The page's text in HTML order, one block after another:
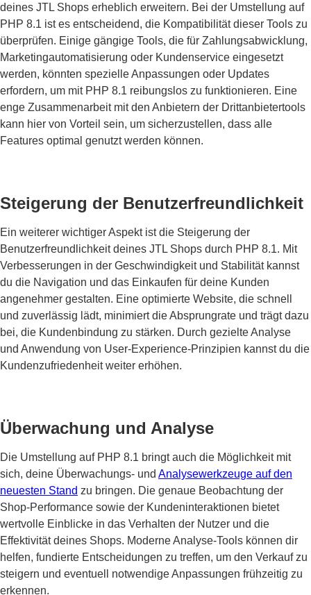
deines JTL Shops erheblich erweitern. Bei der Umstellung auf
PHP 8.1 ist es entscheidend, die Kompatibilität dieser Tools zu
überprüfen. Einige gängige Tools, die für Zahlungsabwicklung,
Marketingautomatisierung oder Kundenservice eingesetzt
werden, könnten spezielle Anpassungen oder Updates
erfordern, um mit PHP 8.1 reibungslos zu funktionieren. Eine
enge Zusammenarbeit mit den Anbietern der Drittanbietertools
kann hier von Vorteil sein, um sicherzustellen, dass alle
Features optimal genutzt werden können.
Steigerung der Benutzerfreundlichkeit
Ein weiterer wichtiger Aspekt ist die Steigerung der
Benutzerfreundlichkeit deines JTL Shops durch PHP 8.1. Mit
Verbesserungen in der Geschwindigkeit und Stabilität kannst
du die Navigation und das Einkaufen für deine Kunden
angenehmer gestalten. Eine optimierte Website, die schnell
und zuverlässig lädt, minimiert die Absprungrate und trägt dazu
bei, die Kundenbindung zu stärken. Durch gezielte Analyse
und Anwendung von User-Experience-Prinzipien kannst du die
Kundenzufriedenheit weiter erhöhen.
Überwachung und Analyse
Die Umstellung auf PHP 8.1 bringt auch die Möglichkeit mit
sich, deine Überwachungs- und Analysewerkzeuge auf den
neuesten Stand zu bringen. Die genaue Beobachtung der
Shop-Performance sowie der Kundeninteraktionen bietet
wertvolle Einblicke in das Verhalten der Nutzer und die
Effektivität deines Shops. Moderne Analyse-Tools können dir
helfen, fundierte Entscheidungen zu treffen, um den Verkauf zu
steigern und eventuell notwendige Anpassungen frühzeitig zu
erkennen.